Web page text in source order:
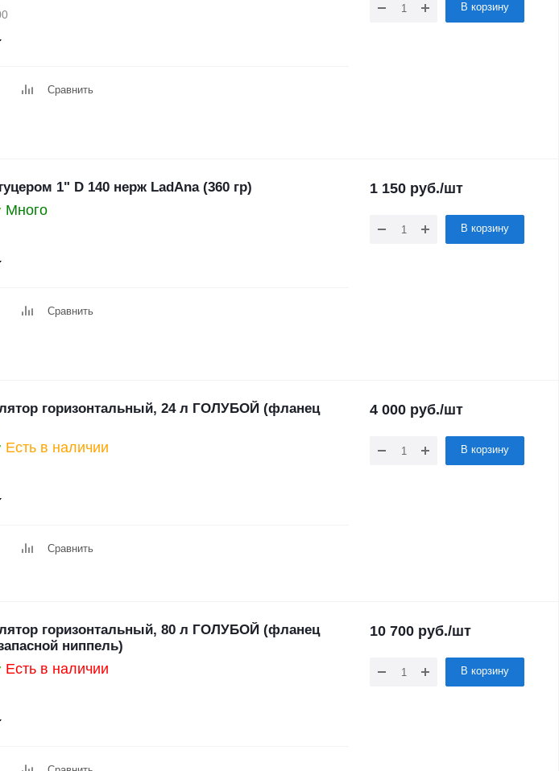
Сравнить
В корзину
1" D 140 нерж LadAna (360 гр)
Много
Сравнить
1 150 руб./шт
В корзину
горизонтальный, 24 л ГОЛУБОЙ (фланец
Есть в наличии
Сравнить
4 000 руб./шт
В корзину
горизонтальный, 80 л ГОЛУБОЙ (фланец
ниппель)
Есть в наличии
10 700 руб./шт
В корзину